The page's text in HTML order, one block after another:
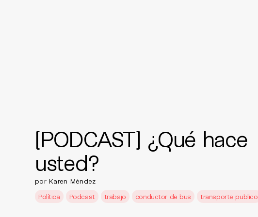
[PODCAST] ¿Qué hace
usted?
por Karen Méndez
Política
Podcast trabajo conductor de bus transporte publico